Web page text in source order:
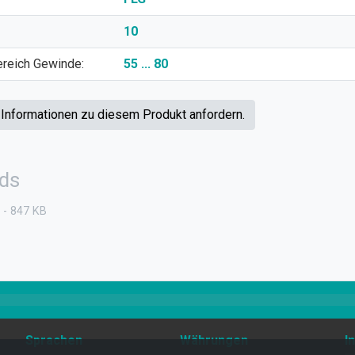
10
Gewinde: 55 ... 80
zu diesem Produkt anfordern.
- 847 KB
Sprachen Währungen